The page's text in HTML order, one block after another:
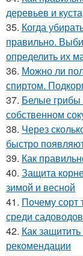
деревьев и
35. Когда
правильно.
определить их
36. Можно ли
спиртом.
37. Белые
собственном
38. Через
быстро
39. Как
40. Защита
зимой и весной
41. Почему сорт
среди садоводов
42. Как
рекомендации